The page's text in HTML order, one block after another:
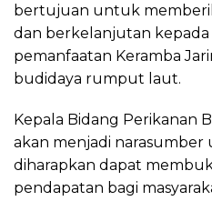
bertujuan untuk
dan berkelanjutan kepada
pemanfaatan Keramba
budidaya rumput laut.
Kepala Bidang Perikanan
akan menjadi narasumber
diharapkan dapat
pendapatan bagi